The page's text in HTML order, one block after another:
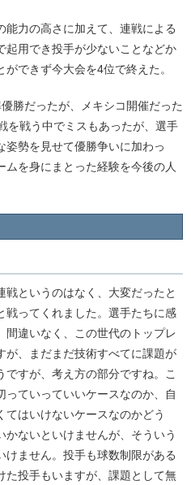
力の高さに加えて、連戦による
起用でき投手が少ないことなどか
できず今大会を4位で終えた。
勝だったが、メキシコ開催だった
を戦う中でミスもあったが、選手
姿勢を見せて優勝争いに加わっ
を身にまとった経験を今後の人
戦というのはなく、大変だったと
戦ってくれました。選手たちに感
間違いなく、この世代のトップレ
が、まだまだ技術すべてに課題が
すが、考え方の部分ですね。こ
ていっていいケースなのか、自
はいけないケースなのかどう
ないといけませんが、そういう
ません。投手も球数制限がある
た投手もいますが、課題として無